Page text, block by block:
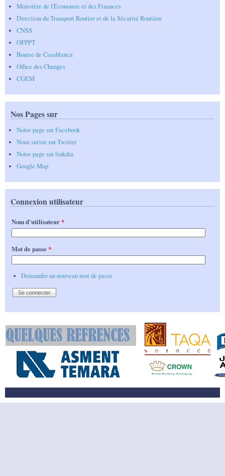
Ministère de l'Economie et des Finances
Direction du Transport Routier et de la Sécurité Routière
CNSS
OFPPT
Bourse de Casablanca
Office des Changes
CGEM
Nos Pages sur
Notre page sur Facebook
Nous suivre sur Twitter
Notre page sur linkdin
Google Map
Connexion utilisateur
Nom d'utilisateur*
Mot de passe*
Demander un nouveau mot de passe